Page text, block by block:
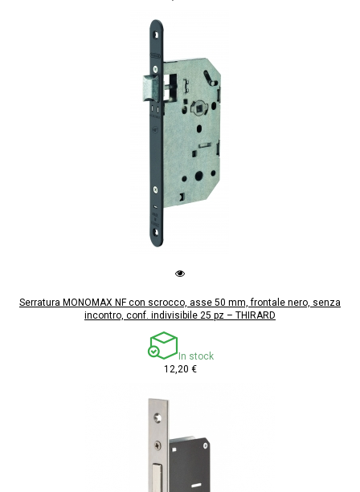
Serratura MONOMAX NF con scrocco, asse 50 mm, frontale nero, senza
incontro, conf. indivisibile 25 pz – THIRARD
In stock
12,20 €